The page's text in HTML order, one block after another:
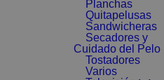
Planchas
Quitapelusas
Sandwicheras
Secadores y
Cuidado del Pelo
Tostadores
Varios